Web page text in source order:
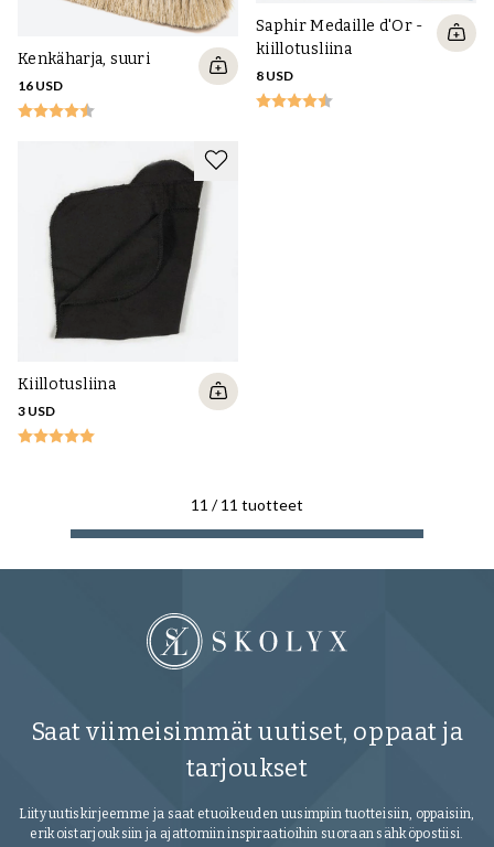
Kenkäharja, suuri
16 USD
Saphir Medaille d'Or -
kiillotusliina
8 USD
Kiillotusliina
3 USD
11 /11 tuotteet
Saat viimeisimmät uutiset, oppaat ja
tarjoukset
Liity uutiskirjeemme ja saat etuoikeuden uusimpiin tuotteisiin, oppaisiin,
erikoistarjouksiin ja ajattomiin inspiraatioihin suoraan sähköpostiisi.